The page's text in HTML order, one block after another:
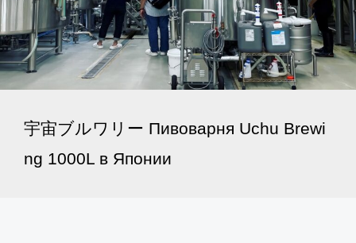
宇宙ブルワリー Пивоварня Uchu Brewi
ng 1000L в Японии